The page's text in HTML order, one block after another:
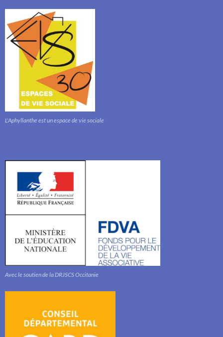
L'Aphyllanthe est un espace de vie sociale
Avec le soutien de la DRJSCS Occitanie